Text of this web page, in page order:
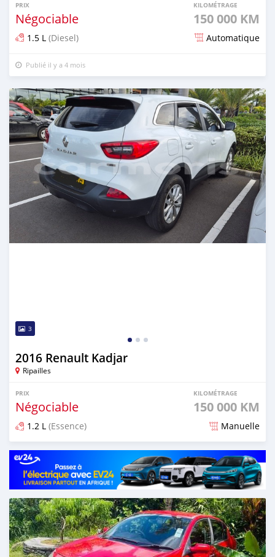
PRIX
Négociable
KILOMÉTRAGE
150 000 KM
1.5 L (Diesel) Automatique
Publié il y a 4 mois
3
2016 Renault Kadjar
Ripailles
PRIX
Négociable
KILOMÉTRAGE
150 000 KM
1.2 L (Essence) Manuelle
Publié il y a 5 mois